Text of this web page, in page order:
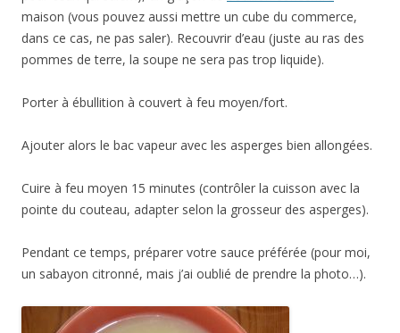
maison (vous pouvez aussi mettre un cube du commerce,
dans ce cas, ne pas saler). Recouvrir d’eau (juste au ras des
pommes de terre, la soupe ne sera pas trop liquide).
Porter à ébullition à couvert à feu moyen/fort.
Ajouter alors le bac vapeur avec les asperges bien allongées.
Cuire à feu moyen 15 minutes (contrôler la cuisson avec la
pointe du couteau, adapter selon la grosseur des asperges).
Pendant ce temps, préparer votre sauce préférée (pour moi,
un sabayon citronné, mais j’ai oublié de prendre la photo…).